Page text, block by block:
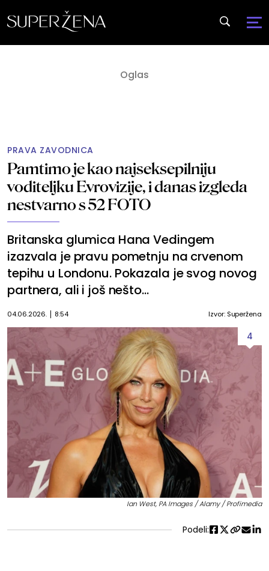
PRAVA ZAVODNICA
Pamtimo je kao najseksepilniju
voditeljku Evrovizije, i danas izgleda
nestvarno s 52 FOTO
Britanska glumica Hana Vedingem
izazvala je pravu pometnju na crvenom
tepihu u Londonu. Pokazala je svog novog
partnera, ali i još nešto...
04.06.2026. 8:54 Izvor: Superžena
4
Ian West, PA Images / Alamy / Profimedia
Podeli: